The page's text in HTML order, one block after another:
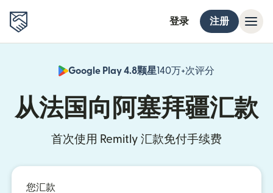
登录 注册
Google Play 4.8颗星140万+次评分
从法国向阿塞拜疆汇款
首次使用 Remitly 汇款免付手续费
您汇款